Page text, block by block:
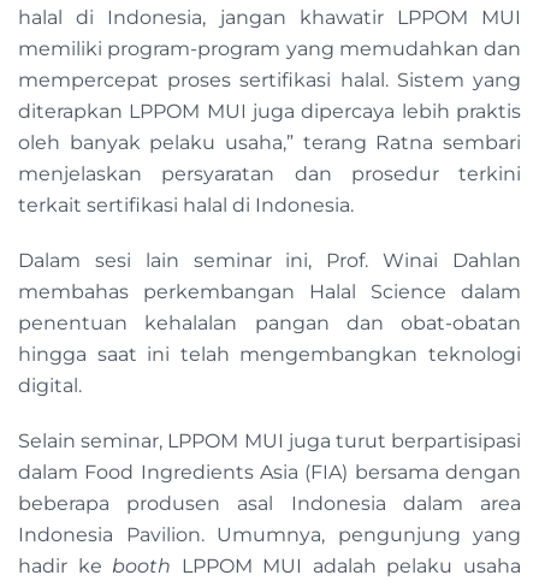
halal di Indonesia, jangan khawatir LPPOM MUI
memiliki program-program yang memudahkan dan
mempercepat proses sertifikasi halal. Sistem yang
diterapkan LPPOM MUI juga dipercaya lebih praktis
oleh banyak pelaku usaha,” terang Ratna sembari
menjelaskan persyaratan dan prosedur terkini
terkait sertifikasi halal di Indonesia.
Dalam sesi lain seminar ini, Prof. Winai Dahlan
membahas perkembangan Halal Science dalam
penentuan kehalalan pangan dan obat-obatan
hingga saat ini telah mengembangkan teknologi
digital.
Selain seminar, LPPOM MUI juga turut berpartisipasi
dalam Food Ingredients Asia (FIA) bersama dengan
beberapa produsen asal Indonesia dalam area
Indonesia Pavilion. Umumnya, pengunjung yang
hadir kebooth LPPOM MUI adalah pelaku usaha